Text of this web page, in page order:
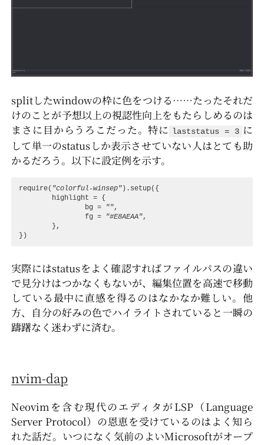
splitしたwindowの枠に色をつける……たったそれだ
けのことが予想以上の視認性向上をもたらしめるのは
まさに目からうろこだった。特に laststatus = 3 に
して単一のstatusしか表示させていない人はとても助
かるだろう。以下に設定例を示す。
require( "colorful-winsep"). setup({
highlight = {
bg = "",
fg = "#E8AEAA",
},
})
実際にはstatusをよく確認すればファイルパスの違い
で見分けはつかなくもないが、編集位置を高速で移動
している最中に直感を得るのはなかなか難しい。他
方、自分の好みの色でハイライトされていると一瞬の
躊躇なく迷わずに済む。
nvim-dap
Neovimを含む現代のエディタがLSP（Language
Server Protocol）の恩恵を受けているのはよく知ら
れた話だ。いつになく気前のよいMicrosoftがオープ